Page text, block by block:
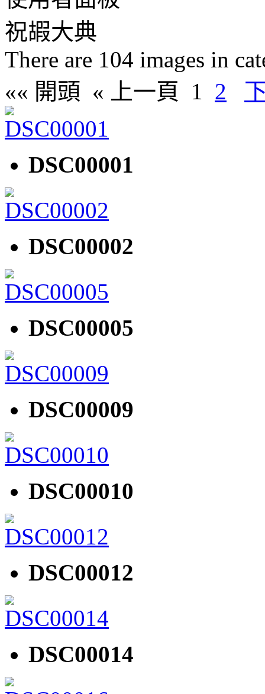
祝嘏大典
There are 104 images in
«« 開頭 « 上一頁 1 2
DSC00001
DSC00002
DSC00005
DSC00009
DSC00010
DSC00012
DSC00014